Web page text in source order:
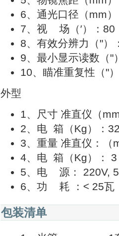
6、通光口径（mm
7、视 场（′）：80
8、有效分辨力（"）
9、最小显示读数（"
10、瞄准重复性（"
外型
1、尺寸 准直仪（
2、电 箱（Kg）：
3、重量 准直仪：（
4、电 箱（Kg）：
5、电 源： 220V,
6、功 耗 ：< 25瓦
包装清单